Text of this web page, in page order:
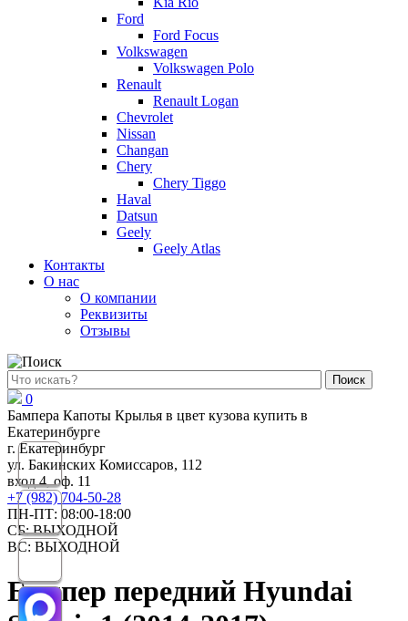
Ford
Ford Focus
Volkswagen
Volkswagen Polo
Renault
Renault Logan
Chevrolet
Nissan
Changan
Chery
Chery Tiggo
Haval
Datsun
Geely
Geely Atlas
Контакты
О нас
О компании
Реквизиты
Отзывы
Поиск
0
Бампера Капоты Крылья в цвет кузова купить в
Екатеринбурге
г. Екатеринбург
ул. Бакинских Комиссаров, 112
вход 4, оф. 11
+7 (982) 704-50-28
ПН-ПТ: 08:00-18:00
СБ: ВЫХОДНОЙ
ВС: ВЫХОДНОЙ
Бампер передний Hyundai